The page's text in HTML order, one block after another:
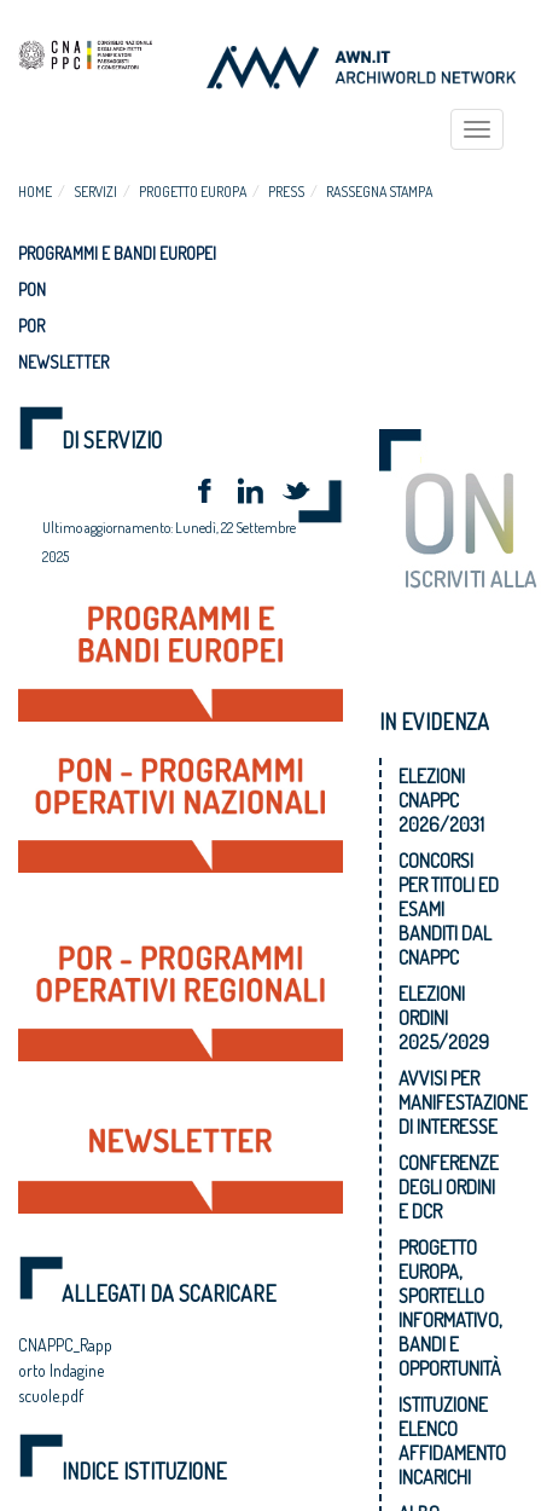
Toggle
HOME SERVIZI PROGETTO EUROPA PRESS RASSEGNA STAMPA
PROGRAMMI E BANDI EUROPEI
PON
POR
NEWSLETTER
DI SERVIZIO
Ultimo aggiornamento: Lunedì, 22 Settembre
2025
ALLEGATI DA SCARICARE
CNAPPC_Rapp
orto Indagine
scuole.pdf
INDICE ISTITUZIONE
IN EVIDENZA
ELEZIONI
CNAPPC
2026/2031
CONCORSI
PER TITOLI ED
ESAMI
BANDITI DAL
CNAPPC
ELEZIONI
ORDINI
2025/2029
AVVISI PER
MANIFESTAZIONE
DI INTERESSE
CONFERENZE
DEGLI ORDINI
E DCR
PROGETTO
EUROPA,
SPORTELLO
INFORMATIVO,
BANDI E
OPPORTUNITÀ
ISTITUZIONE
ELENCO
AFFIDAMENTO
INCARICHI